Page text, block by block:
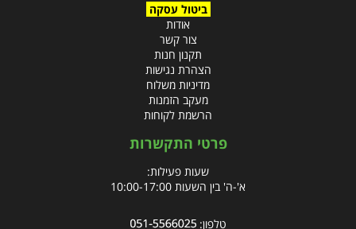
ביטול עסקה
אודות
צור קשר
תקנון חנות
הצהרת נגישות
מדיניות משלוח
מעקב הזמנות
הרשמת לקוחות
פרטי התקשרות
שעות פעילות:
א'-ה' בין השעות 10:00-17:00
טלפון: